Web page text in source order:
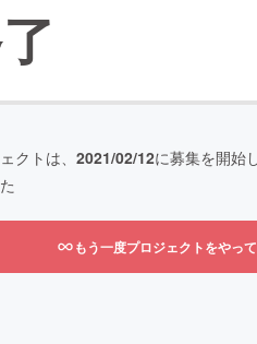
クトは、 2021/02/12に募集を開始
もう一度プロジェクトをやっ